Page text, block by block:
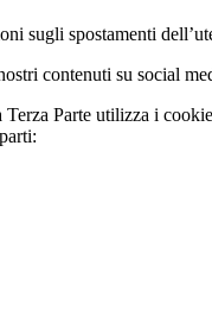
sugli spostamenti
contenuti su social
Parte utilizza i